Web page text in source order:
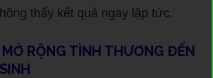
thấy kết quả ngay lập tức.
RỘNG TÌNH THƯƠNG ĐẾN